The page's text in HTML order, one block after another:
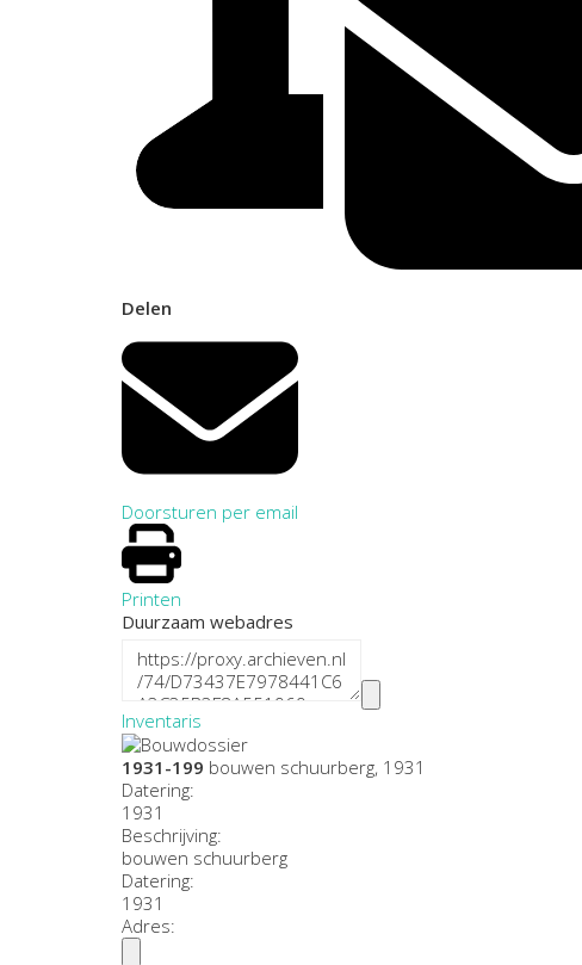
Delen
Doorsturen per email
Printen
Duurzaam webadres
Inventaris
1931-199 bouwen schuurberg, 1931
Datering:
1931
Beschrijving:
bouwen schuurberg
Datering:
1931
Adres: